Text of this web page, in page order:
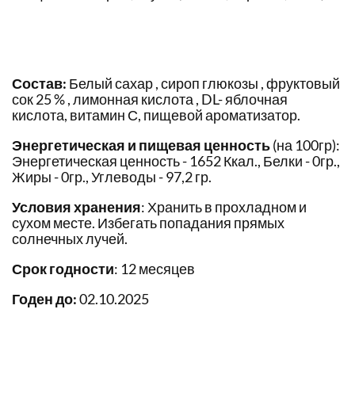
Состав: Белый сахар , сироп глюкозы , фруктовый
сок 25 % , лимонная кислота , DL- яблочная
кислота, витамин С, пищевой ароматизатор.
Энергетическая и пищевая ценность(на 100гр):
Энергетическая ценность - 1652 Ккал., Белки - 0гр.,
Жиры - 0гр., Углеводы - 97,2 гр.
Условия хранения: Хранить в прохладном и
сухом месте. Избегать попадания прямых
солнечных лучей.
Срок годности: 12 месяцев
Годен до:02.10.2025